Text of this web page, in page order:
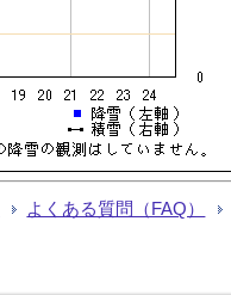
よくある質問（FAQ）